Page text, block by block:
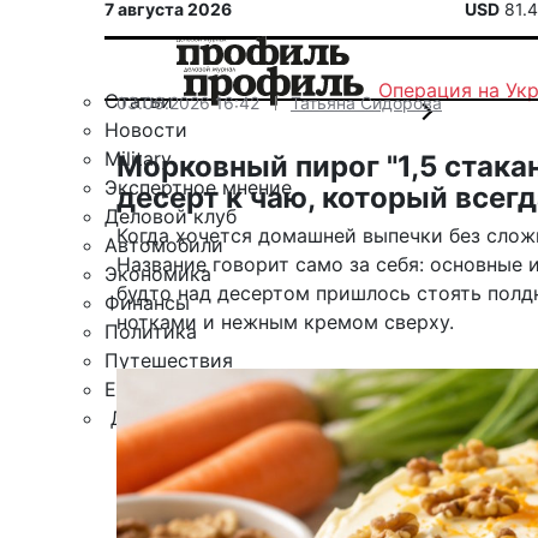
7 августа 2026 USD
Статьи
Новости
Military
Экспертное мнение
Деловой клуб
Автомобили
Экономика
Финансы
Политика
Путешествия
ЕАЭС
Другие рубрики
Спецпроект «Юрий Мамлеев»
Календарь событий
Зарубежье
Операция на
03.06.2026 16:42 Татьяна Сидорова
Морковный пирог "1,5
десерт к чаю, который
Когда хочется домашней выпечки без
Название говорит само за себя: основные
будто над десертом пришлось стоять
нотками и нежным кремом сверху.